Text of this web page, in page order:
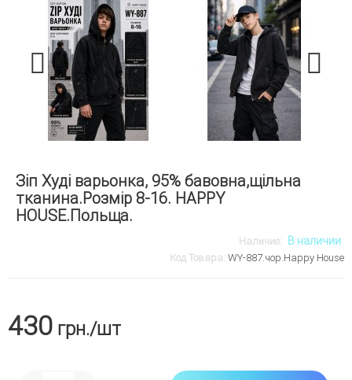
Зіп Худі варьонка, 95% бавовна,щільна
тканина.Розмір 8-16. HAPPY
HOUSE.Польща.
Наличие: В наличии
Код Товара: WY-887.чор.Happy House
430 грн./шт